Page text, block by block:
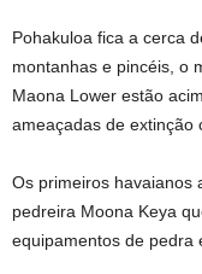
Pohakuloa fica a cerca
montanhas e pincéis, o
Maona Lower estão
ameaçadas de extinção
Os primeiros havaianos
pedreira Moona Keya
equipamentos de pedra